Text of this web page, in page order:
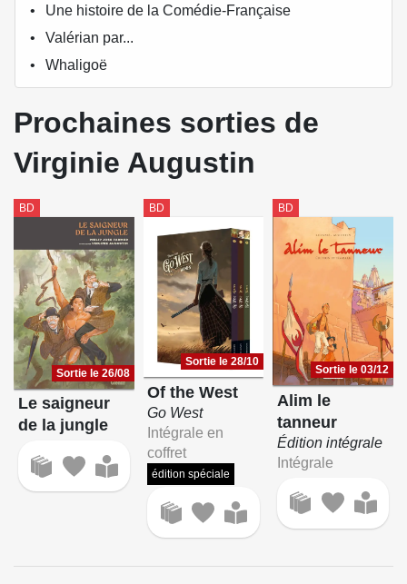
Une histoire de la Comédie-Française
Valérian par...
Whaligoë
Prochaines sorties de
Virginie Augustin
BD
Sortie le 26/08
Le saigneur
de la jungle
BD
Sortie le 28/10
Of the West
Go West
Intégrale en
coffret
édition spéciale
BD
Sortie le 03/12
Alim le
tanneur
Édition intégrale
Intégrale